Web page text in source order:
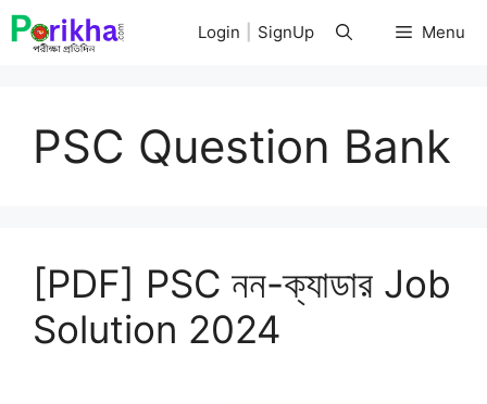
Skip
to
Menu
Login SignUp
PSC Question Bank
[PDF] PSC নন-ক্যাডার Job
Solution 2024